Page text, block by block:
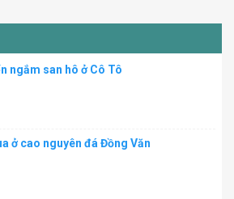
ngắm san hô ở Cô Tô
ở cao nguyên đá Đồng Văn